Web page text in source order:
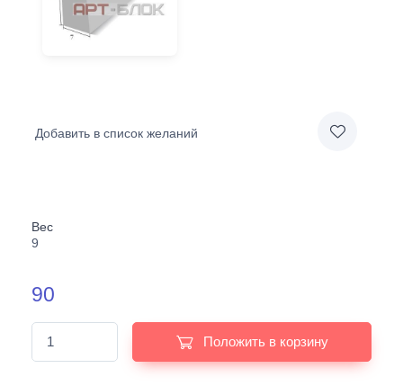
Добавить в список желаний
Вес
9
90
Положить в корзину